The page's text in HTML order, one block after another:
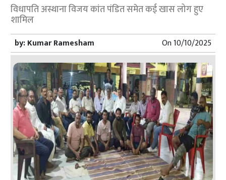
विधापति अस्थाना विजय कांत पंडित समेत कई खास लोग हुए
शामिल
by:Kumar Ramesham On10/10/2025